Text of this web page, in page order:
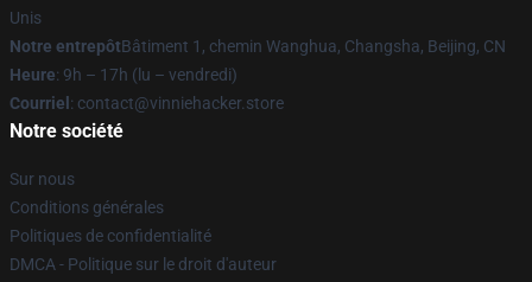
Unis
Notre entrepôtBâtiment 1, chemin Wanghua, Changsha, Beijing, CN
Heure: 9h – 17h (lu – vendredi)
Courriel : contact@vinniehacker.store
Notre société
Sur nous
Conditions générales
Politiques de confidentialité
DMCA - Politique sur le droit d'auteur